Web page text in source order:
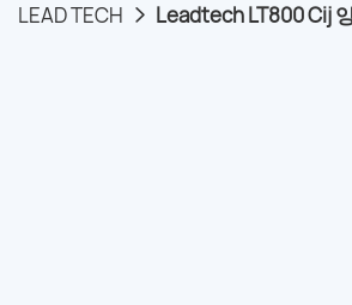
LEAD TECH Leadtech LT800 Cij